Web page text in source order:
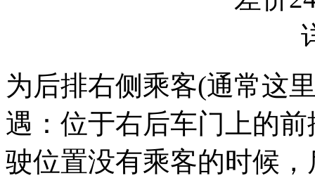
为后排右侧乘客(通常这
遇：位于右后车门上的
驶位置没有乘客的时候